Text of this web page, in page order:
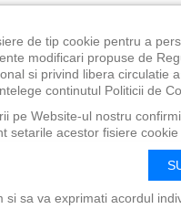
de tip cookie pentru a
modificari propuse de
si privind libera circulatie
continutul Politicii de
pe Website-ul nostru
setarile acestor fisiere
si sa va exprimati acordul